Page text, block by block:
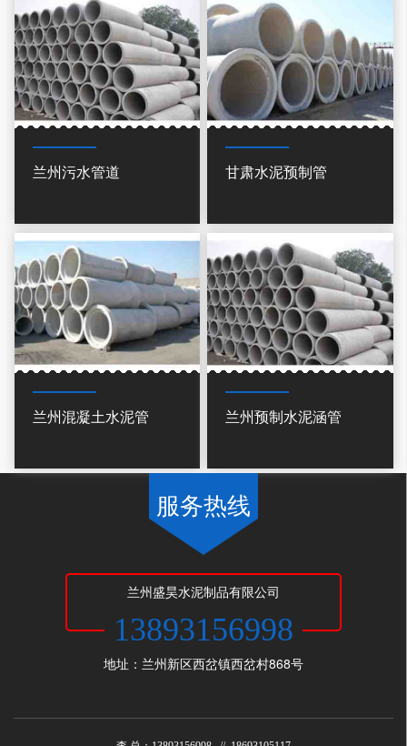
兰州污水管道 甘肃水泥预制管
兰州混凝土水泥管 兰州预制水泥涵管
服务热线
兰州盛昊水泥制品有限公司
13893156998
地址：兰州新区西岔镇西岔村868号